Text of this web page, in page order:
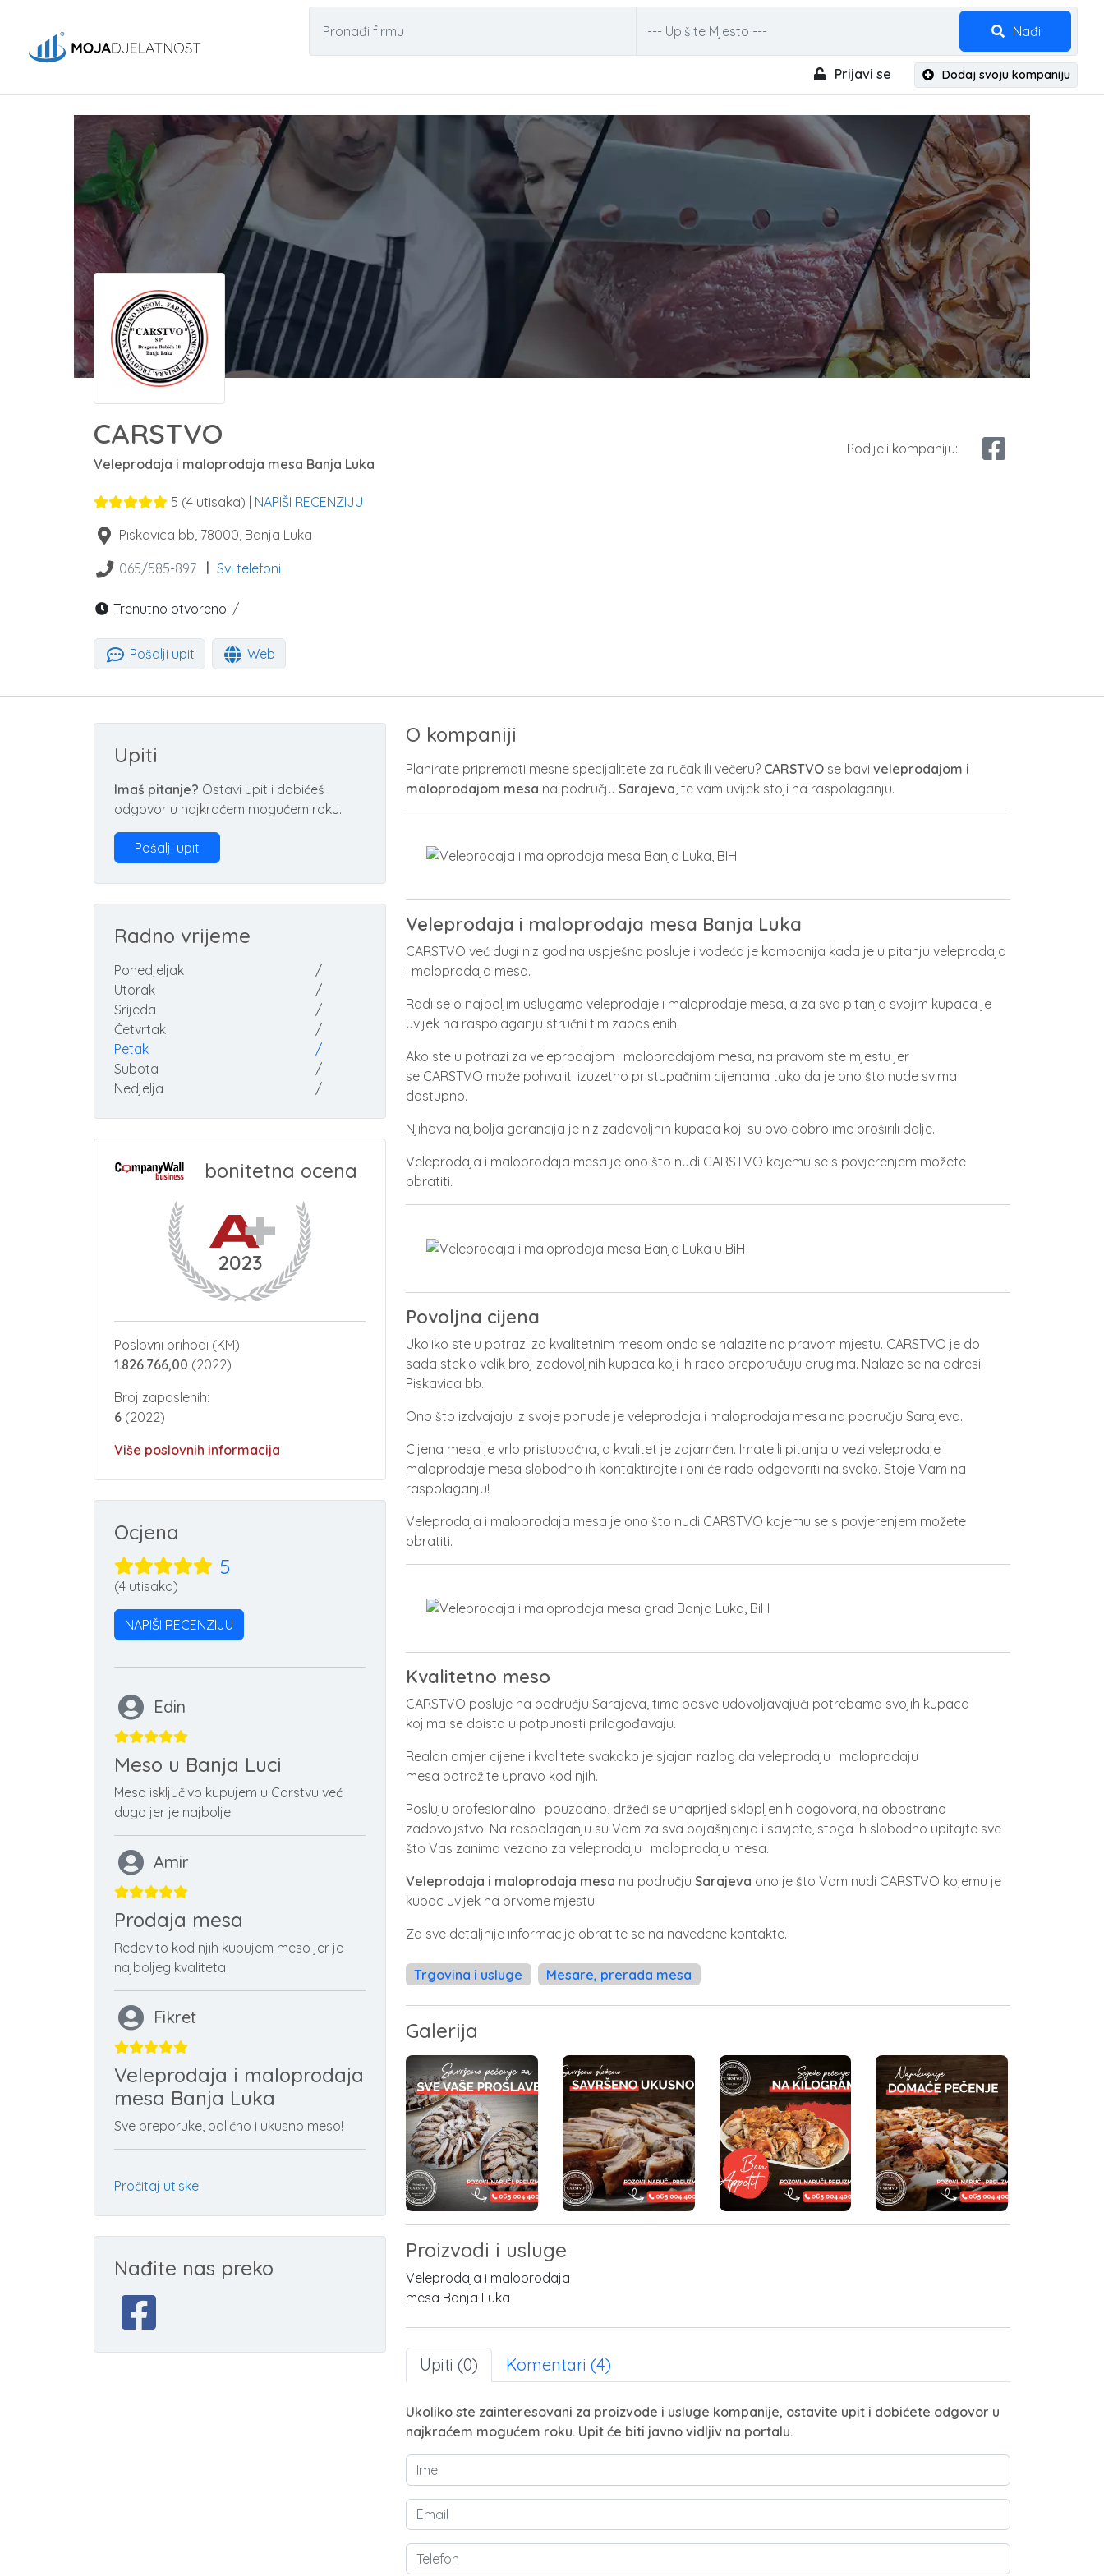
Nađi
Prijavi se Dodaj svoju kompaniju
CARSTVO
Veleprodaja i maloprodaja mesa Banja Luka
Podijeli kompaniju:
5 (4 utisaka) | NAPIŠI RECENZIJU
Piskavica bb, 78000, Banja Luka
065/585-897 Svi telefoni
Trenutno otvoreno: /
Pošalji upit Web
Upiti
Imaš pitanje? Ostavi upit i dobićeš
odgovor u najkraćem mogućem roku.
Pošalji upit
Radno vrijeme
Ponedjeljak
/
Utorak
/
Srijeda
/
Četvrtak
/
Petak
/
Subota
/
Nedjelja
/
bonitetna ocena
2023
Poslovni prihodi (KM)
1.826.766,00 (2022)
Broj zaposlenih:
6 (2022)
Više poslovnih informacija
Ocjena
5
(4 utisaka)
NAPIŠI RECENZIJU
Edin
Meso u Banja Luci
Meso isključivo kupujem u Carstvu već
dugo jer je najbolje
Amir
Prodaja mesa
Redovito kod njih kupujem meso jer je
najboljeg kvaliteta
Fikret
Veleprodaja i maloprodaja
mesa Banja Luka
Sve preporuke, odlično i ukusno meso!
Pročitaj utiske
Nađite nas preko
O kompaniji
Planirate pripremati mesne specijalitete za ručak ili večeru? CARSTVO se bavi veleprodajom i
maloprodajom mesa na području Sarajeva, te vam uvijek stoji na raspolaganju.
Veleprodaja i maloprodaja mesa Banja Luka
CARSTVO već dugi niz godina uspješno posluje i vodeća je kompanija kada je u pitanju veleprodaja
i maloprodaja mesa.
Radi se o najboljim uslugama veleprodaje i maloprodaje mesa, a za sva pitanja svojim kupaca je
uvijek na raspolaganju stručni tim zaposlenih.
Ako ste u potrazi za veleprodajom i maloprodajom mesa, na pravom ste mjestu jer
se CARSTVO može pohvaliti izuzetno pristupačnim cijenama tako da je ono što nude svima
dostupno.
Njihova najbolja garancija je niz zadovoljnih kupaca koji su ovo dobro ime proširili dalje.
Veleprodaja i maloprodaja mesa je ono što nudi CARSTVO kojemu se s povjerenjem možete
obratiti.
Povoljna cijena
Ukoliko ste u potrazi za kvalitetnim mesom onda se nalazite na pravom mjestu. CARSTVO je do
sada steklo velik broj zadovoljnih kupaca koji ih rado preporučuju drugima. Nalaze se na adresi
Piskavica bb.
Ono što izdvajaju iz svoje ponude je veleprodaja i maloprodaja mesa na području Sarajeva.
Cijena mesa je vrlo pristupačna, a kvalitet je zajamčen. Imate li pitanja u vezi veleprodaje i
maloprodaje mesa slobodno ih kontaktirajte i oni će rado odgovoriti na svako. Stoje Vam na
raspolaganju!
Veleprodaja i maloprodaja mesa je ono što nudi CARSTVO kojemu se s povjerenjem možete
obratiti.
Kvalitetno meso
CARSTVO posluje na području Sarajeva, time posve udovoljavajući potrebama svojih kupaca
kojima se doista u potpunosti prilagođavaju.
Realan omjer cijene i kvalitete svakako je sjajan razlog da veleprodaju i maloprodaju
mesa potražite upravo kod njih.
Posluju profesionalno i pouzdano, držeći se unaprijed sklopljenih dogovora, na obostrano
zadovoljstvo. Na raspolaganju su Vam za sva pojašnjenja i savjete, stoga ih slobodno upitajte sve
što Vas zanima vezano za veleprodaju i maloprodaju mesa.
Veleprodaja i maloprodaja mesa na području Sarajeva ono je što Vam nudi CARSTVO kojemu je
kupac uvijek na prvome mjestu.
Za sve detaljnije informacije obratite se na navedene kontakte.
Trgovina i usluge Mesare, prerada mesa
Galerija
Proizvodi i usluge
Veleprodaja i maloprodaja
mesa Banja Luka
Upiti (0) Komentari (4)
Ukoliko ste zainteresovani za proizvode i usluge kompanije, ostavite upit i dobićete odgovor u
najkraćem mogućem roku. Upit će biti javno vidljiv na portalu.